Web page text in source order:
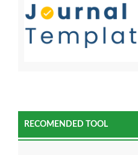
RECOMENDED TOOL